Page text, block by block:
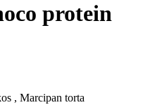
protein
, Marcipan torta